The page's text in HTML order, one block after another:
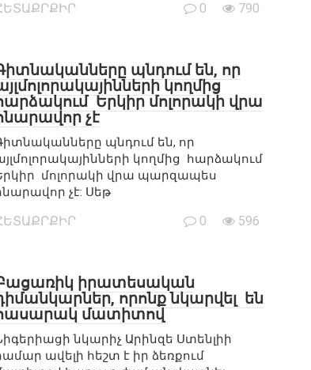
0 790
պնդում են, որ
կողմից
Երկիր մոլորակի վրա
չէ
պնդում են, որ
կողմից հարձակում
մոլորակի վրա պարզապես
չէ: Սեթ
0 596
իրատեսական
որոնք նկարվել են
մատիտով
նկարիչ Արինզե Ստենլիի
ավելի հեշտ է իր ձեռքում